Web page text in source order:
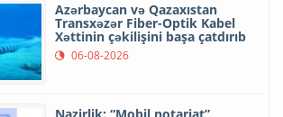
Azərbaycan və Qazaxıstan
Transxəzər Fiber-Optik Kabel
Xəttinin çəkilişini başa çatdırıb
06-08-2026